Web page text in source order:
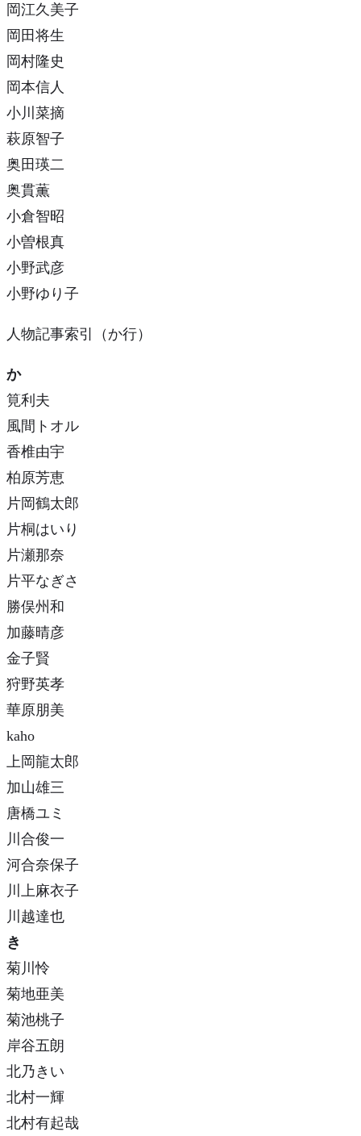
岡江久美子
岡田将生
岡村隆史
岡本信人
小川菜摘
萩原智子
奥田瑛二
奥貫薫
小倉智昭
小曽根真
小野武彦
小野ゆり子
人物記事索引（か行）
か
筧利夫
風間トオル
香椎由宇
柏原芳恵
片岡鶴太郎
片桐はいり
片瀬那奈
片平なぎさ
勝俣州和
加藤晴彦
金子賢
狩野英孝
華原朋美
kaho
上岡龍太郎
加山雄三
唐橋ユミ
川合俊一
河合奈保子
川上麻衣子
川越達也
き
菊川怜
菊地亜美
菊池桃子
岸谷五朗
北乃きい
北村一輝
北村有起哉